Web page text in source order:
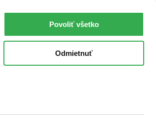
Povoliť všetko
Odmietnuť